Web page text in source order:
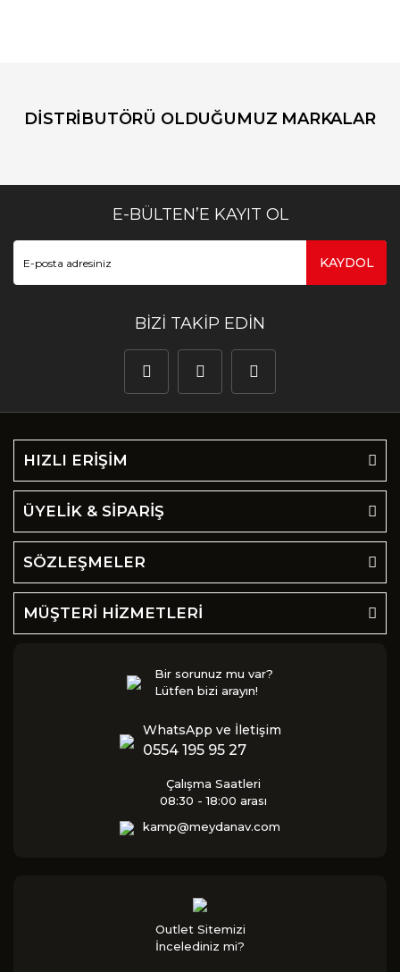
DİSTRİBUTÖRÜ OLDUĞUMUZ MARKALAR
E-BÜLTEN’E KAYIT OL
KAYDOL
BİZİ TAKİP EDİN
HIZLI ERİŞİM
ÜYELİK & SİPARİŞ
SÖZLEŞMELER
MÜŞTERİ HİZMETLERİ
Bir sorunuz mu var?
Lütfen bizi arayın!
WhatsApp ve İletişim
0554 195 95 27
Çalışma Saatleri
08:30 - 18:00 arası
kamp@meydanav.com
Outlet Sitemizi
İncelediniz mi?